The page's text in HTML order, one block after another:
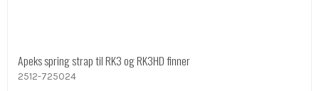
Apeks spring strap til RK3 og RK3HD finner
2512-725024